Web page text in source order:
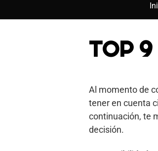
TOP
Al momento de
tener en cuenta
continuación, te
decisión.